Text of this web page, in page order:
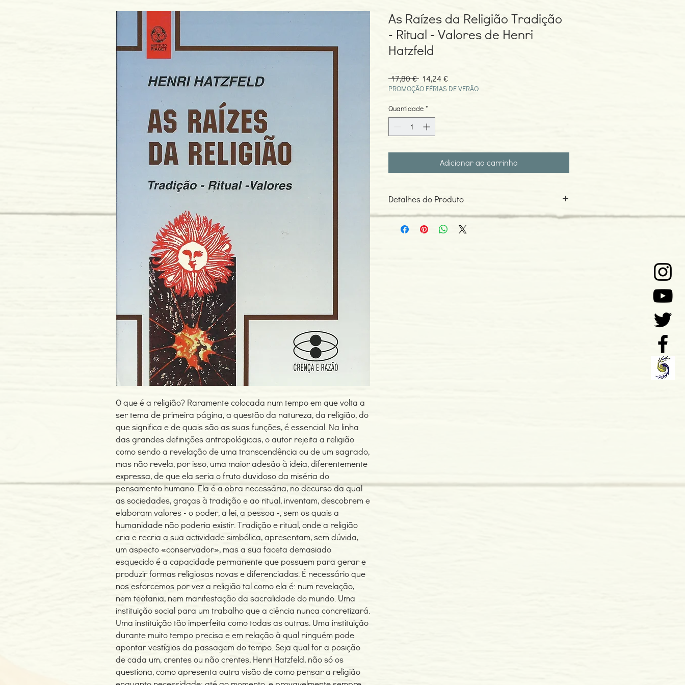
O que é a religião? Raramente colocada num tempo em que volta a
ser tema de primeira página, a questão da natureza, da religião, do
que significa e de quais são as suas funções, é essencial. Na linha
das grandes definições antropológicas, o autor rejeita a religião
como sendo a revelação de uma transcendência ou de um sagrado,
mas não revela, por isso, uma maior adesão à ideia, diferentemente
expressa, de que ela seria o fruto duvidoso da miséria do
pensamento humano. Ela é a obra necessária, no decurso da qual
as sociedades, graças à tradição e ao ritual, inventam, descobrem e
elaboram valores - o poder, a lei, a pessoa -, sem os quais a
humanidade não poderia existir. Tradição e ritual, onde a religião
cria e recria a sua actividade simbólica, apresentam, sem dúvida,
um aspecto «conservador», mas a sua faceta demasiado
esquecido é a capacidade permanente que possuem para gerar e
produzir formas religiosas novas e diferenciadas. É necessário que
nos esforcemos por vez a religião tal como ela é: num revelação,
nem teofania, nem manifestação da sacralidade do mundo. Uma
instituição social para um trabalho que a ciência nunca concretizará.
Uma instituição tão imperfeita como todas as outras. Uma instituição
durante muito tempo precisa e em relação à qual ninguém pode
apontar vestígios da passagem do tempo. Seja qual for a posição
de cada um, crentes ou não crentes, Henri Hatzfeld, não só os
questiona, como apresenta outra visão de como pensar a religião
As Raízes da Religião Tradição
- Ritual - Valores de Henri
Hatzfeld
17,80 € Preço
normal
14,24 €Preço
promocional
PROMOÇÃO FÉRIAS DE VERÃO
Quantidade *
Adicionar ao carrinho
Detalhes do Produto
Autor: Henri Hatzfeld
ISBN: 9789728329495